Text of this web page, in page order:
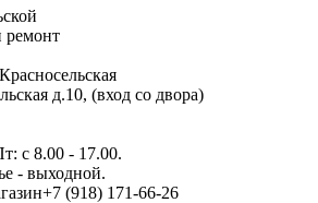
ремонт
д.10, (вход со двора)
с 8.00 - 17.00.
- выходной.
+7 (918) 171-66-26